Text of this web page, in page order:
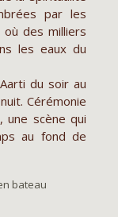
par les
des milliers
les eaux du
du soir au
Cérémonie
une scène qui
au fond de
bateau